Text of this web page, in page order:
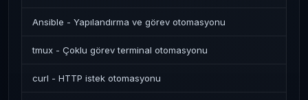
Ansible - Yapılandırma ve görev otomasyonu
tmux - Çoklu görev terminal otomasyonu
curl - HTTP istek otomasyonu